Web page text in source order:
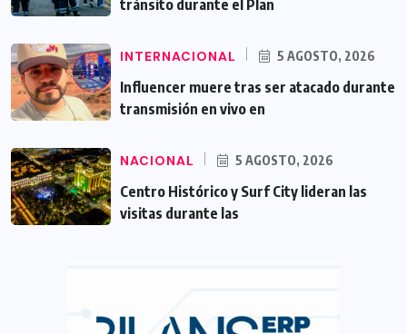
tránsito durante el Plan
INTERNACIONAL 5 AGOSTO, 2026
Influencer muere tras ser atacado durante
transmisión en vivo en
NACIONAL 5 AGOSTO, 2026
Centro Histórico y Surf City lideran las
visitas durante las